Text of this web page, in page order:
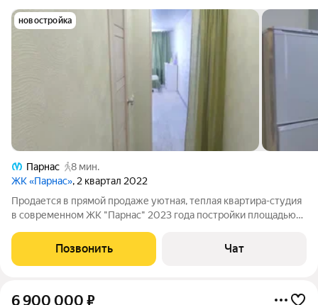
новостройка
Парнас
8 мин.
ЖК «Парнас», 2 квартал 2022
Продается в прямой продаже уютная, теплая квартира-студия
в современном ЖК "Парнас" 2023 года постройки площадью
удобным зонированием пространства и продуманным
интерьером, что делает
Позвонить Чат
6 900 000 ₽